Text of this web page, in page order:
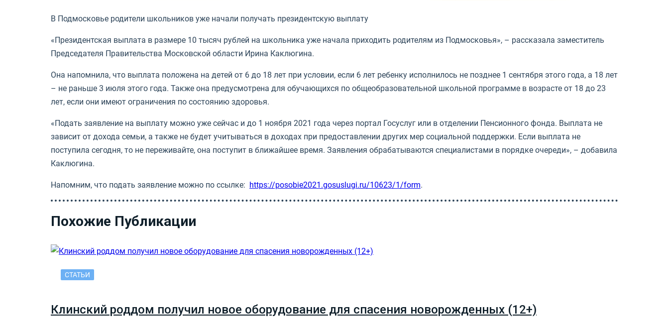
В Подмосковье родители школьников уже начали получать президентскую выплату
«Президентская выплата в размере 10 тысяч рублей на школьника уже начала приходить родителям из Подмосковья», – рассказала заместитель
Председателя Правительства Московской области Ирина Каклюгина.
Она напомнила, что выплата положена на детей от 6 до 18 лет при условии, если 6 лет ребенку исполнилось не позднее 1 сентября этого года, а 18 лет
– не раньше 3 июля этого года. Также она предусмотрена для обучающихся по общеобразовательной школьной программе в возрасте от 18 до 23
лет, если они имеют ограничения по состоянию здоровья.
«Подать заявление на выплату можно уже сейчас и до 1 ноября 2021 года через портал Госуслуг или в отделении Пенсионного фонда. Выплата не
зависит от дохода семьи, а также не будет учитываться в доходах при предоставлении других мер социальной поддержки. Если выплата не
поступила сегодня, то не переживайте, она поступит в ближайшее время. Заявления обрабатываются специалистами в порядке очереди», – добавила
Каклюгина.
Напомним, что подать заявление можно по ссылке: https://posobie2021.gosuslugi.ru/10623/1/form.
Похожие Публикации
СТАТЬИ
Клинский роддом получил новое оборудование для спасения новорожденных (12+)